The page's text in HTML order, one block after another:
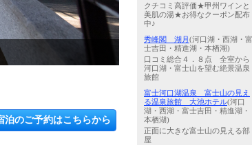
【禁煙】和室1～8名様
泊のご予約はこちらから
クチコミ高評価★甲州ワインと
美肌の湯★お得なクーポン配布
中♪
秀峰閣 湖月 (河口湖・西湖・富
士吉田・精進湖・本栖湖)
口コミ総合４．８点 全室から
河口湖・富士山を望む絶景温泉
旅館
富士河口湖温泉 富士山の見え
る温泉旅館 大池ホテル(河口
湖・西湖・富士吉田・精進湖・
本栖湖)
正面に大きな富士山の見える部
屋